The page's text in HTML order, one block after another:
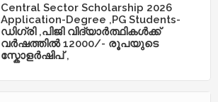
Central Sector Scholarship 2026
Application-Degree ,PG Students-
ഡിഗ്രി ,പിജി വിദ്യാർത്ഥികൾക്ക്
വർഷത്തിൽ 12000/- രൂപയുടെ
സ്കോളർഷിപ് ,